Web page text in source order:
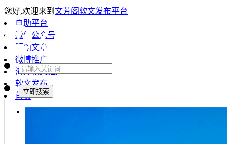
您好,欢迎来到 文芳阁软文发布平台
自助平台
微信公众号
原创文章
微博推广
海外软文推广
软文发布
首页